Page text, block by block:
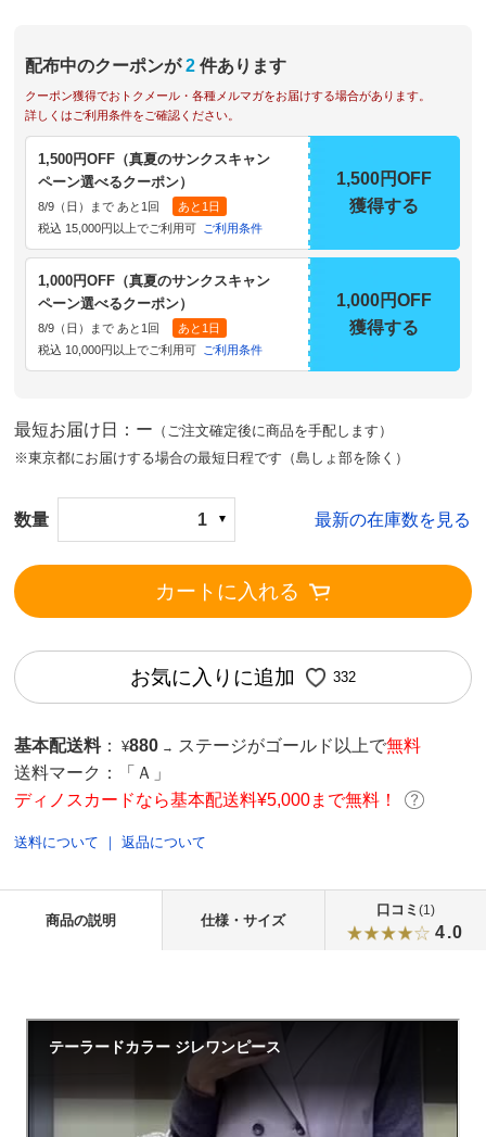
配布中のクーポンが 2 件あります
クーポン獲得でおトクメール・各種メルマガをお届けする場合があります。
詳しくはご利用条件をご確認ください。
1,500円OFF（真夏のサンクスキャン
ペーン選べるクーポン）
8/9（日）まで あと1回
あと1日
税込 15,000円以上でご利用可
ご利用条件
1,500円OFF
獲得する
1,000円OFF（真夏のサンクスキャン
ペーン選べるクーポン）
8/9（日）まで あと1回
あと1日
税込 10,000円以上でご利用可
ご利用条件
1,000円OFF
獲得する
最短お届け日：ー （ご注文確定後に商品を手配します）
※東京都にお届けする場合の最短日程です（島しょ部を除く）
数量 1 最新の在庫数を見る
カートに入れる
お気に入りに追加 332
基本配送料 ： ¥880 → ステージがゴールド以上で無料
送料マーク：
「Ａ」
ディノスカードなら基本配送料¥5,000まで無料！
送料について ｜返品について
商品の説明 仕様・サイズ
口コミ (1)
4.0